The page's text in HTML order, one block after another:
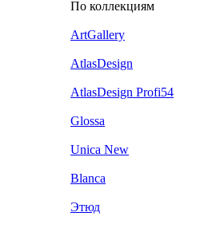
По коллекциям
ArtGallery
AtlasDesign
AtlasDesign Profi54
Glossa
Unica New
Blanca
Этюд